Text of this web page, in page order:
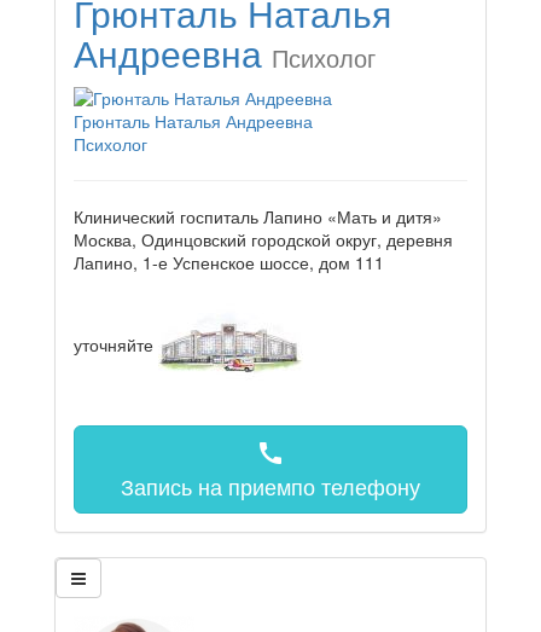
Грюнталь Наталья
Андреевна Психолог
Грюнталь Наталья Андреевна
Психолог
Клинический госпиталь Лапино «Мать и дитя»
Москва, Одинцовский городской округ, деревня
Лапино, 1-е Успенское шоссе, дом 111
уточняйте
call
Запись на приемпо телефону